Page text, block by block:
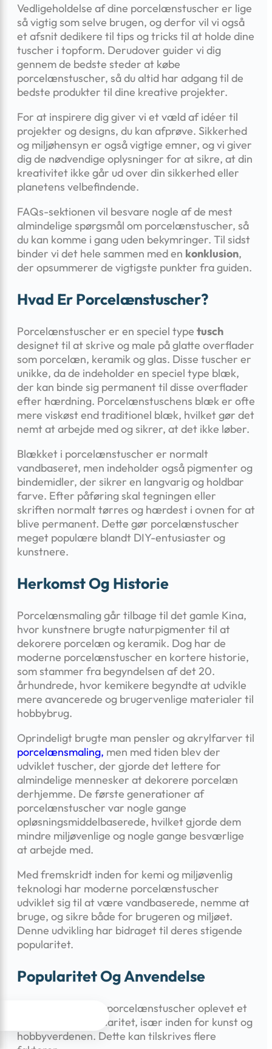
Vedligeholdelse af dine porcelænstuscher er lige
så vigtig som selve brugen, og derfor vil vi også
et afsnit dedikere til tips og tricks til at holde dine
tuscher i topform. Derudover guider vi dig
gennem de bedste steder at købe
porcelænstuscher, så du altid har adgang til de
bedste produkter til dine kreative projekter.
For at inspirere dig giver vi et væld af idéer til
projekter og designs, du kan afprøve. Sikkerhed
og miljøhensyn er også vigtige emner, og vi giver
dig de nødvendige oplysninger for at sikre, at din
kreativitet ikke går ud over din sikkerhed eller
planetens velbefindende.
FAQs-sektionen vil besvare nogle af de mest
almindelige spørgsmål om porcelænstuscher, så
du kan komme i gang uden bekymringer. Til sidst
binder vi det hele sammen med en konklusion,
der opsummerer de vigtigste punkter fra guiden.
Hvad Er Porcelænstuscher?
Porcelænstuscher er en speciel type tusch
designet til at skrive og male på glatte overflader
som porcelæn, keramik og glas. Disse tuscher er
unikke, da de indeholder en speciel type blæk,
der kan binde sig permanent til disse overflader
efter hærdning. Porcelænstuschens blæk er ofte
mere viskøst end traditionel blæk, hvilket gør det
nemt at arbejde med og sikrer, at det ikke løber.
Blækket i porcelænstuscher er normalt
vandbaseret, men indeholder også pigmenter og
bindemidler, der sikrer en langvarig og holdbar
farve. Efter påføring skal tegningen eller
skriften normalt tørres og hærdest i ovnen for at
blive permanent. Dette gør porcelænstuscher
meget populære blandt DIY-entusiaster og
kunstnere.
Herkomst Og Historie
Porcelænsmaling går tilbage til det gamle Kina,
hvor kunstnere brugte naturpigmenter til at
dekorere porcelæn og keramik. Dog har de
moderne porcelænstuscher en kortere historie,
som stammer fra begyndelsen af det 20.
århundrede, hvor kemikere begyndte at udvikle
mere avancerede og brugervenlige materialer til
hobbybrug.
Oprindeligt brugte man pensler og akrylfarver til
porcelænsmaling, men med tiden blev der
udviklet tuscher, der gjorde det lettere for
almindelige mennesker at dekorere porcelæn
derhjemme. De første generationer af
porcelænstuscher var nogle gange
opløsningsmiddelbaserede, hvilket gjorde dem
mindre miljøvenlige og nogle gange besværlige
at arbejde med.
Med fremskridt inden for kemi og miljøvenlig
teknologi har moderne porcelænstuscher
udviklet sig til at være vandbaserede, nemme at
bruge, og sikre både for brugeren og miljøet.
Denne udvikling har bidraget til deres stigende
popularitet.
Popularitet Og Anvendelse
De seneste år har porcelænstuscher oplevet et
sandt boom i popularitet, især inden for kunst og
hobbyverdenen. Dette kan tilskrives flere